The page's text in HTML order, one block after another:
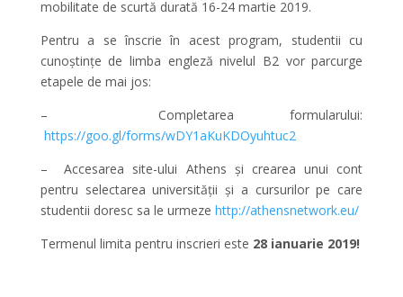
mobilitate de scurtă durată 16-24 martie 2019.
Pentru a se înscrie în acest program, studentii cu
cunoștințe de limba engleză nivelul B2 vor parcurge
etapele de mai jos:
–Completarea formularului:
https://goo.gl/forms/wDY1aKuKDOyuhtuc2
–Accesarea site-ului Athens și crearea unui cont
pentru selectarea universității și a cursurilor pe care
studentii doresc sa le urmeze http://athensnetwork.eu/
Termenul limita pentru inscrieri este 28 ianuarie 2019!